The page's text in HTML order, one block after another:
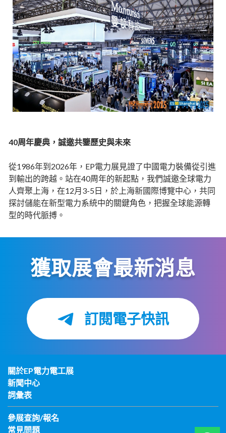
40周年慶典，誠邀共鑒歷史與未來
從1986年到2026年，EP電力展見證了中國電力裝備從引進
到輸出的跨越。站在40周年的新起點，我們誠邀全球電力
人齊聚上海，在12月3-5日，於上海新國際博覽中心，共同
探討儲能在新型電力系統中的關鍵角色，把握全球能源轉
型的時代脈搏。
獲取展會最新消息
訂閱電子快訊
關於EP電力電工展
新聞中心
詞彙表
參展查詢/報名
常見問題